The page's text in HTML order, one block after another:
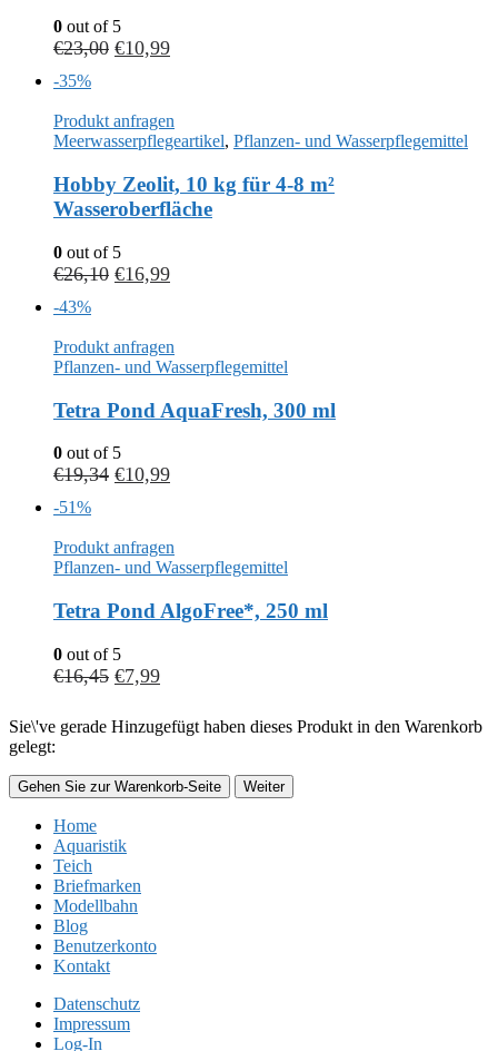
0 out of 5
€23,00 €10,99
-35%
Produkt anfragen
Meerwasserpflegeartikel, Pflanzen- und Wasserpflegemittel
Hobby Zeolit, 10 kg für 4-8 m²
Wasseroberfläche
0 out of 5
€26,10 €16,99
-43%
Produkt anfragen
Pflanzen- und Wasserpflegemittel
Tetra Pond AquaFresh, 300 ml
0 out of 5
€19,34 €10,99
-51%
Produkt anfragen
Pflanzen- und Wasserpflegemittel
Tetra Pond AlgoFree*, 250 ml
0 out of 5
€16,45 €7,99
Sie\'ve gerade Hinzugefügt haben dieses Produkt in den Warenkorb
gelegt:
Gehen Sie zur Warenkorb-Seite Weiter
Home
Aquaristik
Teich
Briefmarken
Modellbahn
Blog
Benutzerkonto
Kontakt
Datenschutz
Impressum
Log-In